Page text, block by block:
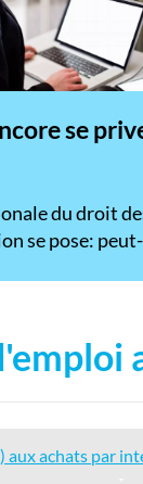
se
du droit
se pose:
aux achats par